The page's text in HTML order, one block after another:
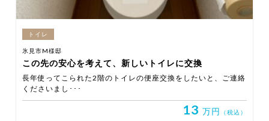
トイレ
氷見市M様邸
この先の安心を考えて、新しいトイレに交換
長年使ってこられた2階のトイレの便座交換をしたいと、ご連絡
くださいまし･･･
13 万円 （税込）